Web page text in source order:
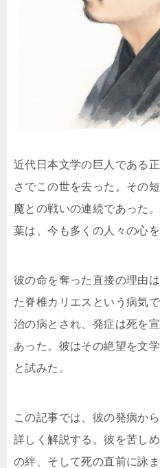
近代日本文学の巨人である
さでこの世を去った。その
魔との戦いの連続であった
葉は、今も多くの人々の心
彼の命を奪った直接の理由
た脊椎カリエスという病気
治の病とされ、発症は死を
あった。彼はその絶望を文
と試みた。
この記事では、彼の発病か
詳しく解説する。彼を苦し
の絆、そして死の直前に詠